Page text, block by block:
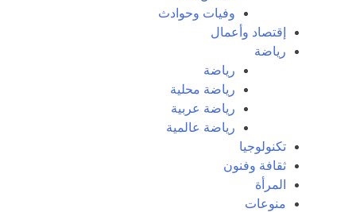
وفيات وحوادث
إقتصاد وأعمال
رياضة
رياضة
رياضة محلية
رياضة عربية
رياضة عالمية
تكنولوجيا
ثقافة وفنون
المرأة
منوعات